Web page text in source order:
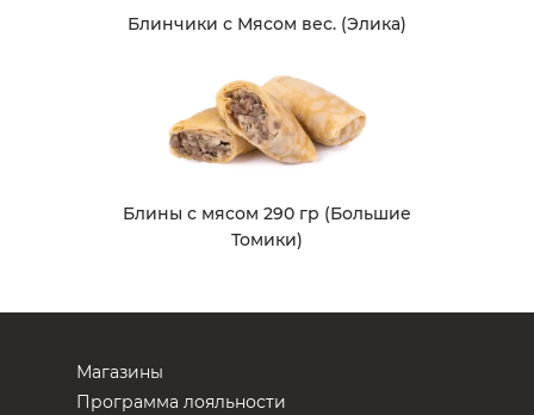
Блинчики с Мясом вес. (Элика)
Блины с мясом 290 гр (Большие
Томики)
Магазины
Программа лояльности